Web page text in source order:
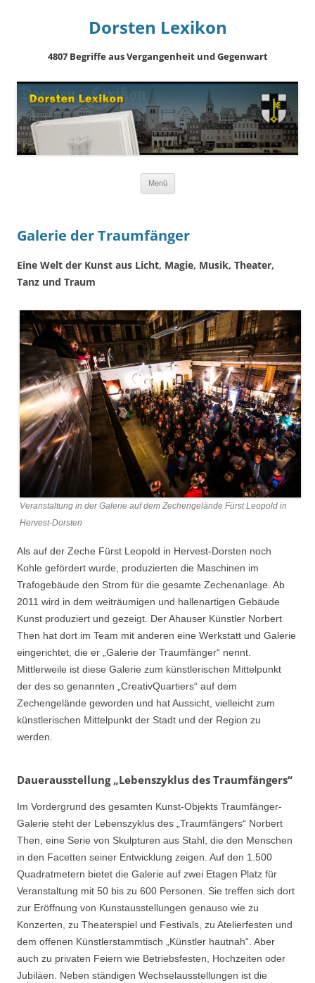
Dorsten Lexikon
4807 Begriffe aus Vergangenheit und Gegenwart
Menü
Galerie der Traumfänger
Eine Welt der Kunst aus Licht, Magie, Musik, Theater,
Tanz und Traum
Veranstaltung in der Galerie auf dem Zechengelände Fürst Leopold in
Hervest-Dorsten
Als auf der Zeche Fürst Leopold in Hervest-Dorsten noch
Kohle gefördert wurde, produzierten die Maschinen im
Trafogebäude den Strom für die gesamte Zechenanlage. Ab
2011 wird in dem weiträumigen und hallenartigen Gebäude
Kunst produziert und gezeigt. Der Ahauser Künstler Norbert
Then hat dort im Team mit anderen eine Werkstatt und Galerie
eingerichtet, die er „Galerie der Traumfänger“ nennt.
Mittlerweile ist diese Galerie zum künstlerischen Mittelpunkt
der des so genannten „CreativQuartiers“ auf dem
Zechengelände geworden und hat Aussicht, vielleicht zum
künstlerischen Mittelpunkt der Stadt und der Region zu
werden.
Dauerausstellung „Lebenszyklus des Traumfängers“
Im Vordergrund des gesamten Kunst-Objekts Traumfänger-
Galerie steht der Lebenszyklus des „Traumfängers“ Norbert
Then, eine Serie von Skulpturen aus Stahl, die den Menschen
in den Facetten seiner Entwicklung zeigen. Auf den 1.500
Quadratmetern bietet die Galerie auf zwei Etagen Platz für
Veranstaltung mit 50 bis zu 600 Personen. Sie treffen sich dort
zur Eröffnung von Kunstausstellungen genauso wie zu
Konzerten, zu Theaterspiel und Festivals, zu Atelierfesten und
dem offenen Künstlerstammtisch „Künstler hautnah“. Aber
auch zu privaten Feiern wie Betriebsfesten, Hochzeiten oder
Jubiläen. Neben ständigen Wechselausstellungen ist die